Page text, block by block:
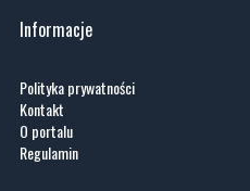
Informacje
Polityka prywatności
Kontakt
O portalu
Regulamin